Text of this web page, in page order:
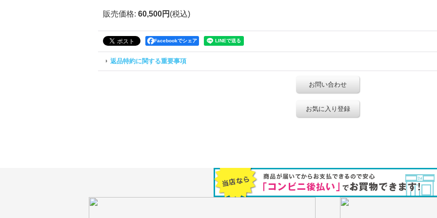
販売価格: 60,500円 (税込)
Facebookでシェア
返品特約に関する重要事項
お問い合わせ
お気に入り登録